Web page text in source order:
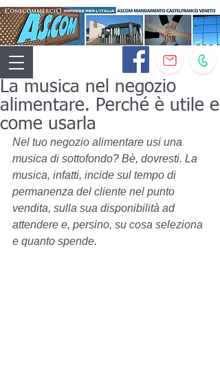
La musica nel negozio
alimentare. Perché è utile e
come usarla
Nel tuo negozio alimentare usi una
musica di sottofondo? Bè, dovresti. La
musica, infatti, incide sul tempo di
permanenza del cliente nel punto
vendita, sulla sua disponibilità ad
attendere e, persino, su cosa seleziona
e quanto spende.